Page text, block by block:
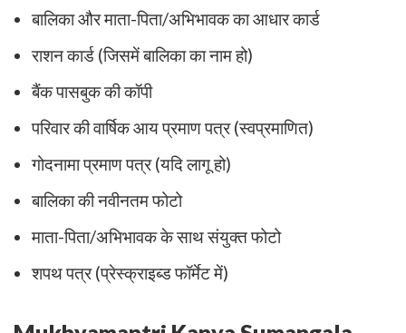
बालिका और माता-पिता/अभिभावक का आधार कार्ड
राशन कार्ड (जिसमें बालिका का नाम हो)
बैंक पासबुक की कॉपी
परिवार की वार्षिक आय प्रमाण पत्र (स्वप्रमाणित)
गोदनामा प्रमाण पत्र (यदि लागू हो)
बालिका की नवीनतम फोटो
माता-पिता/अभिभावक के साथ संयुक्त फोटो
शपथ पत्र (प्रेस्क्राइब्ड फॉर्मेट में)